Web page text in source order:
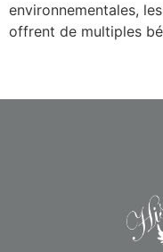
environnementales,
offrent de multiples